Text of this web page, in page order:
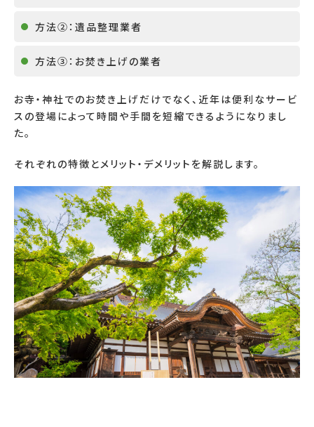
方法②：遺品整理業者
方法③：お焚き上げの業者
お寺・神社でのお焚き上げだけでなく、近年は便利なサービ
スの登場によって時間や手間を短縮できるようになりまし
た。
それぞれの特徴とメリット・デメリットを解説します。